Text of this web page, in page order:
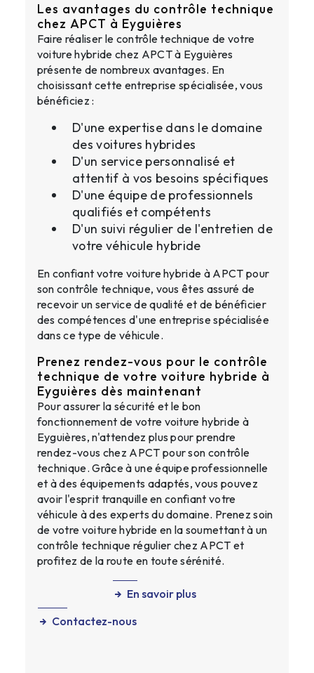
Les avantages du contrôle technique
chez APCT à Eyguières
Faire réaliser le contrôle technique de votre
voiture hybride chez APCT à Eyguières
présente de nombreux avantages. En
choisissant cette entreprise spécialisée, vous
bénéficiez :
D'une expertise dans le domaine
des voitures hybrides
D'un service personnalisé et
attentif à vos besoins spécifiques
D'une équipe de professionnels
qualifiés et compétents
D'un suivi régulier de l'entretien de
votre véhicule hybride
En confiant votre voiture hybride à APCT pour
son contrôle technique, vous êtes assuré de
recevoir un service de qualité et de bénéficier
des compétences d'une entreprise spécialisée
dans ce type de véhicule.
Prenez rendez-vous pour le contrôle
technique de votre voiture hybride à
Eyguières dès maintenant
Pour assurer la sécurité et le bon
fonctionnement de votre voiture hybride à
Eyguières, n'attendez plus pour prendre
rendez-vous chez APCT pour son contrôle
technique. Grâce à une équipe professionnelle
et à des équipements adaptés, vous pouvez
avoir l'esprit tranquille en confiant votre
véhicule à des experts du domaine. Prenez soin
de votre voiture hybride en la soumettant à un
contrôle technique régulier chez APCT et
profitez de la route en toute sérénité.
En savoir plus
Contactez-nous